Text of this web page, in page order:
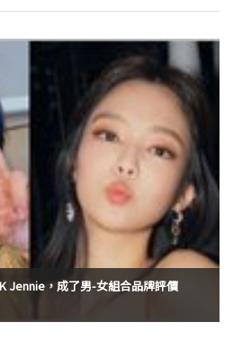
Jennie，成了男-女組合品牌評價